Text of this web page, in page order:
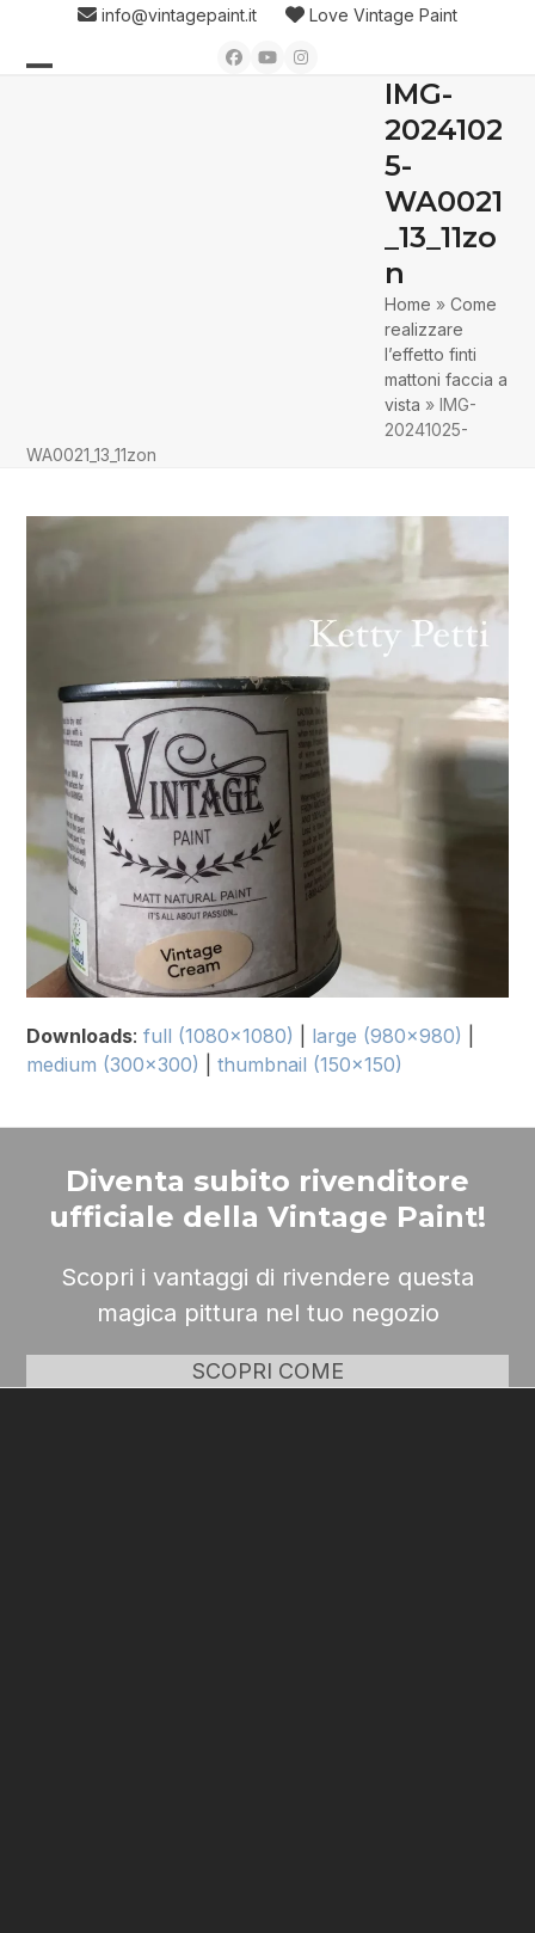
content
info@vintagepaint.it Love Vintage Paint
Facebook
YouTubeInstagram
IMG-
2024102
5-
WA0021
_13_11zo
n
Home »Come
realizzare
l’effetto finti
mattoni faccia a
vista »IMG-
20241025-
WA0021_13_11zon
Downloads:full (1080x1080) large (980x980)
medium (300x300)
|thumbnail (150x150)
Diventa subito rivenditore
ufficiale della Vintage Paint!
Scopri i vantaggi di rivendere questa
magica pittura nel tuo negozio
SCOPRI COME